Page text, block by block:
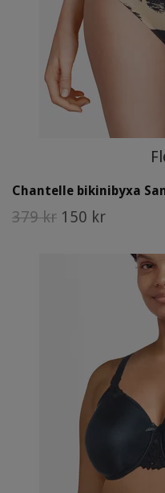
Chantelle bikinibyxa
379 kr 150 kr